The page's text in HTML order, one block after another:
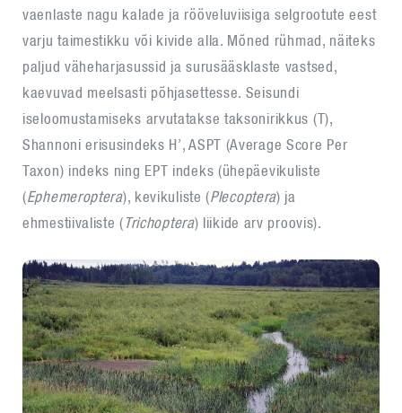
vaenlaste nagu kalade ja rööveluviisiga selgrootute eest
varju taimestikku või kivide alla. Mõned rühmad, näiteks
paljud väheharjasussid ja surusääsklaste vastsed,
kaevuvad meelsasti põhjasettesse. Seisundi
iseloomustamiseks arvutatakse taksonirikkus (T),
Shannoni erisusindeks H’, ASPT (Average Score Per
Taxon) indeks ning EPT indeks (ühepäevikuliste
(Ephemeroptera), kevikuliste (Plecoptera) ja
ehmestiivaliste ( Trichoptera) liikide arv proovis).